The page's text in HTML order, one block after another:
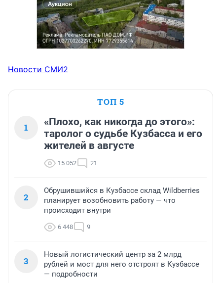
Новости СМИ2
ТОП 5
1
«Плохо, как никогда до этого»:
таролог о судьбе Кузбасса и его
жителей в августе
15 052 21
2
Обрушившийся в Кузбассе склад Wildberries
планирует возобновить работу — что
происходит внутри
6 448 9
3
Новый логистический центр за 2 млрд
рублей и мост для него отстроят в Кузбассе
— подробности